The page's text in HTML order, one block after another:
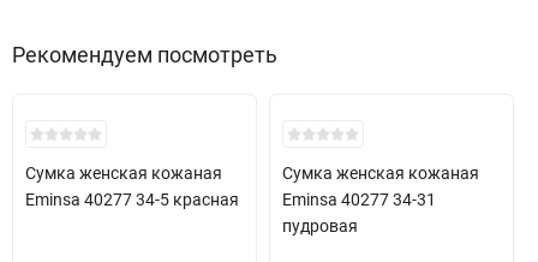
Рекомендуем посмотреть
New!
Сумка женская кожаная
Eminsa 40277 34-5 красная
New!
Сумка женская кожаная
Eminsa 40277 34-31
пудровая